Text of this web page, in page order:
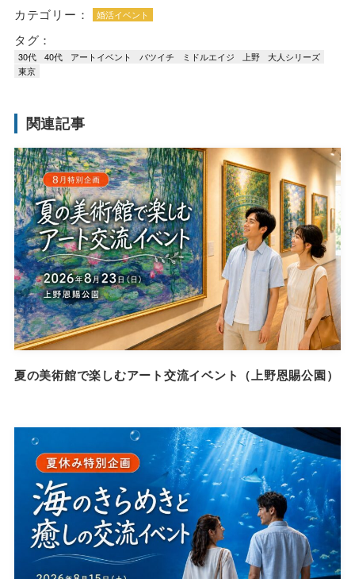
カテゴリー： 婚活イベント
タグ：
30代 40代 アートイベント バツイチ ミドルエイジ 上野
大人シリーズ
東京
関連記事
夏の美術館で楽しむアート交流イベント（上野恩賜公園）